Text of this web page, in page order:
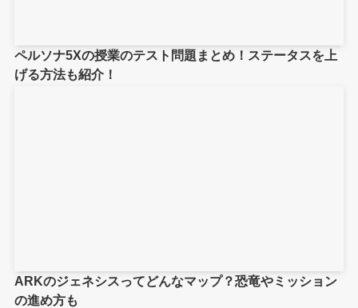
ペルソナ5Xの授業のテスト問題まとめ！ステータスを上
げる方法も紹介！
ARKのジェネシスってどんなマップ？恐竜やミッション
の進め方も